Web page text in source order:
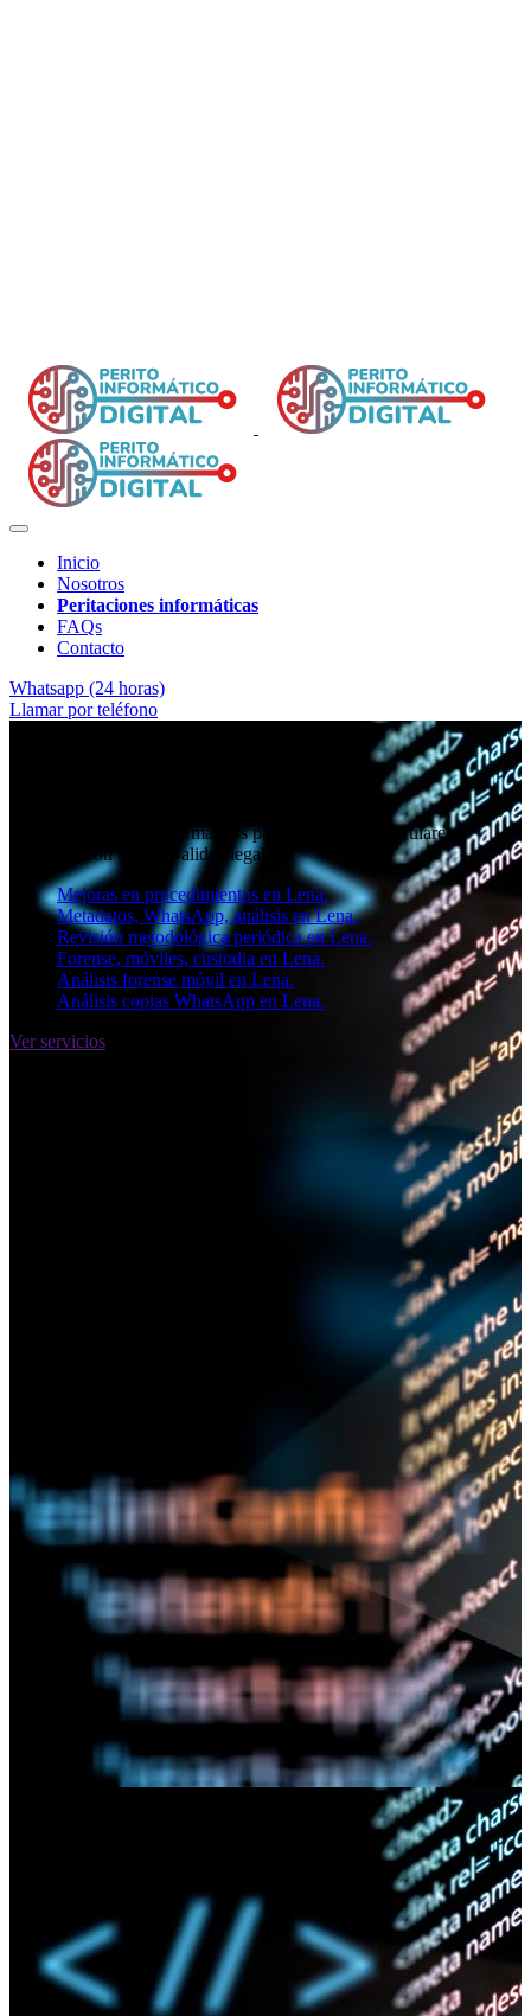
Inicio
Nosotros
Peritaciones informáticas
FAQs
Contacto
Whatsapp (24 horas)
Llamar por teléfono
Informes periciales informáticos para empresas, particulares y
abogados con toda la validez legal.
Mejoras en procedimientos en Lena.
Metadatos, WhatsApp, análisis en Lena.
Revisión metodológica periódica en Lena.
Forense, móviles, custodia en Lena.
Análisis forense móvil en Lena.
Análisis copias WhatsApp en Lena.
Ver servicios